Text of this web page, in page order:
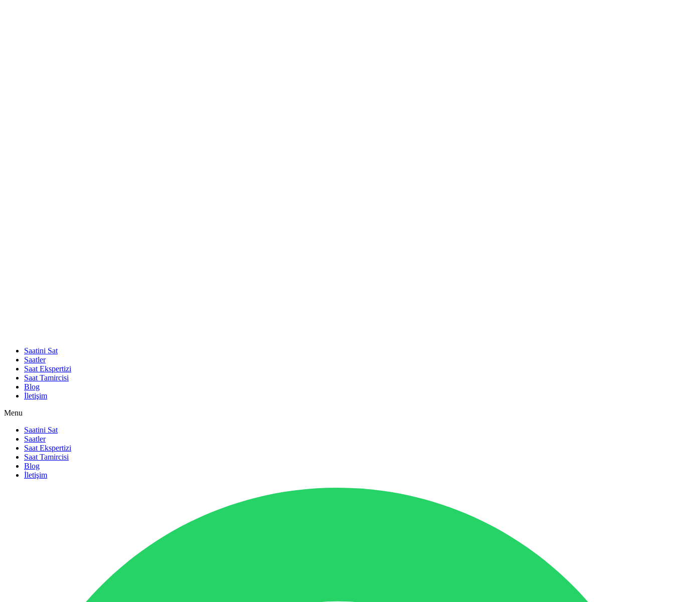
Saatini Sat
Saatler
Saat Ekspertizi
Saat Tamircisi
Blog
İletişim
Menu
Saatini Sat
Saatler
Saat Ekspertizi
Saat Tamircisi
Blog
İletişim